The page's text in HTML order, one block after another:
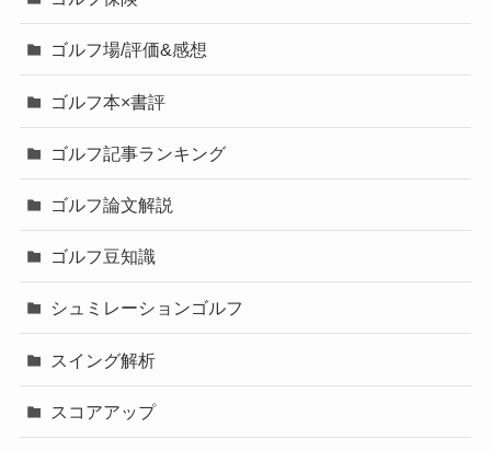
ゴルフ場/評価&感想
ゴルフ本×書評
ゴルフ記事ランキング
ゴルフ論文解説
ゴルフ豆知識
シュミレーションゴルフ
スイング解析
スコアアップ